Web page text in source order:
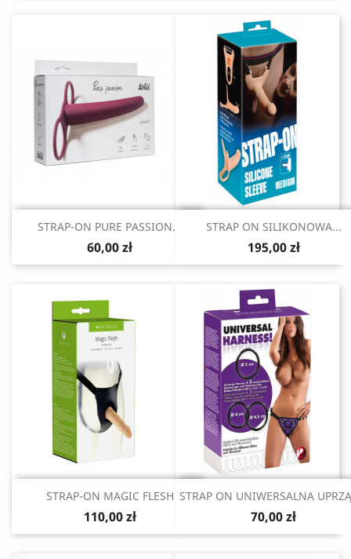
Szybki podgląd
STRAP-ON PURE PASSION...
60,00 zł
Szybki podgląd
STRAP ON SILIKONOWA...
195,00 zł
Szybki podgląd
STRAP-ON MAGIC FLESH
110,00 zł
 Szybki podgląd
STRAP ON UNIWERSALNA
70,00 zł